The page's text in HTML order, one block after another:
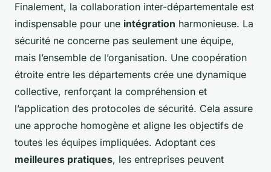
Finalement, la collaboration inter-départementale est
indispensable pour une intégration harmonieuse. La
sécurité ne concerne pas seulement une équipe,
mais l’ensemble de l’organisation. Une coopération
étroite entre les départements crée une dynamique
collective, renforçant la compréhension et
l’application des protocoles de sécurité. Cela assure
une approche homogène et aligne les objectifs de
toutes les équipes impliquées. Adoptant ces
meilleures pratiques, les entreprises peuvent